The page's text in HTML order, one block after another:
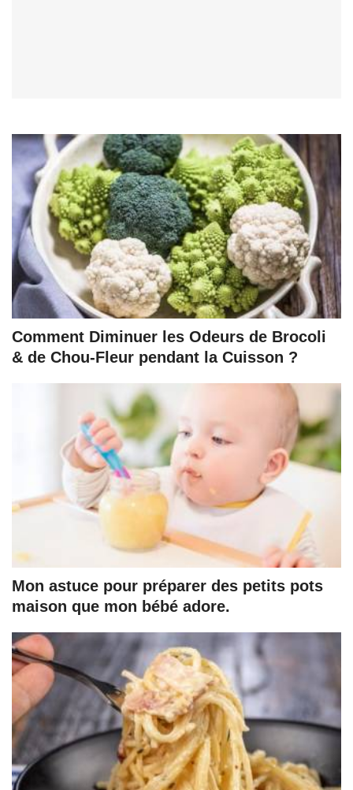
Comment Diminuer les Odeurs de Brocoli
& de Chou-Fleur pendant la Cuisson ?
Mon astuce pour préparer des petits pots
maison que mon bébé adore.